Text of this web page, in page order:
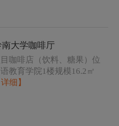
大学咖啡厅
咖啡店（饮料、糖果）位
教育学院1楼规模16.2㎡
详细】